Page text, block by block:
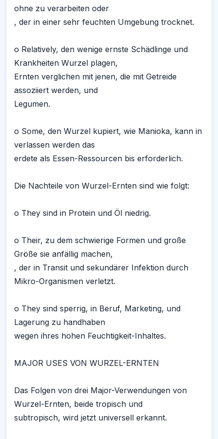
ohne zu verarbeiten oder
, der in einer sehr feuchten Umgebung trocknet.
o Relatively, den wenige ernste Schädlinge und
Krankheiten Wurzel plagen,
Ernten verglichen mit jenen, die mit Getreide
assoziiert werden, und
Legumen.
o Some, den Wurzel kupiert, wie Manioka, kann in
verlassen werden das
erdete als Essen-Ressourcen bis erforderlich.
Die Nachteile von Wurzel-Ernten sind wie folgt:
o They sind in Protein und Öl niedrig.
o Their, zu dem schwierige Formen und große
Größe sie anfällig machen,
, der in Transit und sekundärer Infektion durch
Mikro-Organismen verletzt.
o They sind sperrig, in Beruf, Marketing, und
Lagerung zu handhaben
wegen ihres hohen Feuchtigkeit-Inhaltes.
MAJOR USES VON WURZEL-ERNTEN
Das Folgen von drei Major-Verwendungen von
Wurzel-Ernten, beide tropisch und
subtropisch, wird jetzt universell erkannt.